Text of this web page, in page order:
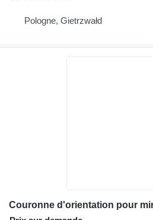
Pologne, Gietrzwałd
Couronne d'orientation pour